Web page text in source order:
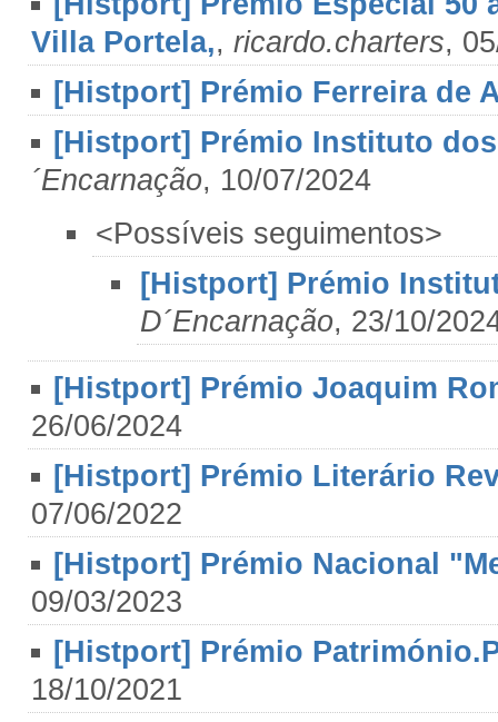
Villa Portela,, ricardo.charters,
[Histport] Prémio Ferreira de
[Histport] Prémio Instituto
´Encarnação, 10/07/2024
<Possíveis seguimentos>
[Histport] Prémio
D´Encarnação, 23/10/
[Histport] Prémio Joaquim
26/06/2024
[Histport] Prémio Literário
07/06/2022
[Histport] Prémio Nacional
09/03/2023
[Histport] Prémio
18/10/2021